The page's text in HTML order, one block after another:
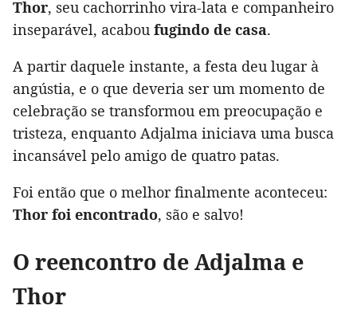
Thor, seu cachorrinho vira-lata e companheiro
inseparável, acabou fugindo de casa.
A partir daquele instante, a festa deu lugar à
angústia, e o que deveria ser um momento de
celebração se transformou em preocupação e
tristeza, enquanto Adjalma iniciava uma busca
incansável pelo amigo de quatro patas.
Foi então que o melhor finalmente aconteceu:
Thor foi encontrado, são e salvo!
O reencontro de Adjalma e
Thor